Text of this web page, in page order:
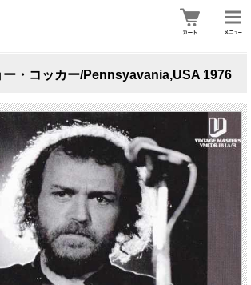
・コッカー/Pennsyavania,USA 1976